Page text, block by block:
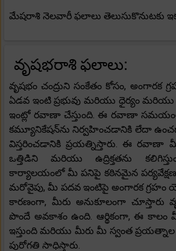
మేషరాశి నెలవారీ ఫలాలు తెలుసుకొనుటకు
వృషభరాశి ఫలాలు:
వృషభం చంద్రుని సంకేతం కోసం, అంగారక
ఏడవ ఇంటి ప్రభువు మరియు ధైర్యం
ఇంట్లో రవాణా చేస్తుంది. ఈ రవాణా
కమ్యూనికేషన్‌ను నిర్వహించడానికి లేదా
విస్తరించడానికి ప్రయత్నిస్తారు. ఈ
ఒత్తిడిని మరియు ఉద్రిక్తతను
కార్యాలయంలో మీ పనిపై కఠినమైన
మరోవైపు, మీ పదవ ఇంటిపై అంగారక గ్రహం
కారణంగా, మీరు అనుకూలంగా చూస్తారు
పొందే అవకాశం ఉంది. ఆర్థికంగా, ఈ కాలం
ఇస్తుంది మరియు మీరు మీ స్వంత
పురోగతి సాధిస్తారు.